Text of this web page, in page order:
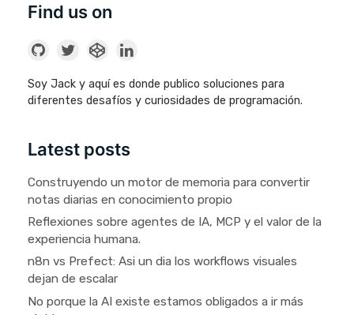
Find us on
Soy Jack y aquí es donde publico soluciones para
diferentes desafíos y curiosidades de programación.
Latest posts
Construyendo un motor de memoria para convertir
notas diarias en conocimiento propio
Reflexiones sobre agentes de IA, MCP y el valor de la
experiencia humana.
n8n vs Prefect: Asi un dia los workflows visuales
dejan de escalar
No porque la AI existe estamos obligados a ir más